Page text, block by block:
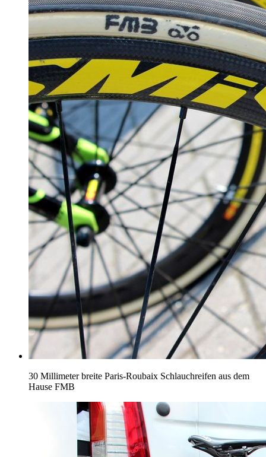
30 Millimeter breite Paris-Roubaix Schlauchreifen aus dem
Hause FMB